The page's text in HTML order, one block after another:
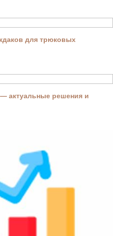
для трюковых
актуальные решения и